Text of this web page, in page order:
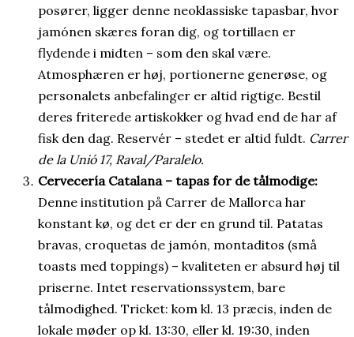
posører, ligger denne neoklassiske tapasbar, hvor
jamónen skæres foran dig, og tortillaen er
flydende i midten – som den skal være.
Atmosphæren er høj, portionerne generøse, og
personalets anbefalinger er altid rigtige. Bestil
deres friterede artiskokker og hvad end de har af
fisk den dag. Reservér – stedet er altid fuldt. Carrer
de la Unió 17, Raval/Paralelo.
Cervecería Catalana – tapas for de tålmodige:
Denne institution på Carrer de Mallorca har
konstant kø, og det er der en grund til. Patatas
bravas, croquetas de jamón, montaditos (små
toasts med toppings) – kvaliteten er absurd høj til
priserne. Intet reservationssystem, bare
tålmodighed. Tricket: kom kl. 13 præcis, inden de
lokale møder op kl. 13:30, eller kl. 19:30, inden